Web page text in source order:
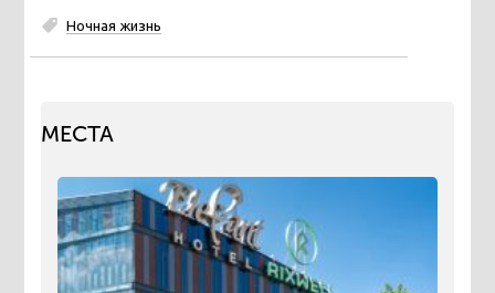
Ночная жизнь
МЕСТА